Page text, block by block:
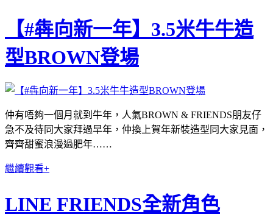
【#犇向新一年】3.5米牛牛造
型BROWN登場
仲有唔夠一個月就到牛年，人氣BROWN & FRIENDS朋友仔
急不及待同大家拜過早年，仲換上賀年新裝造型同大家見面，
齊齊甜蜜浪漫過肥年……
繼續觀看+
LINE FRIENDS全新角色